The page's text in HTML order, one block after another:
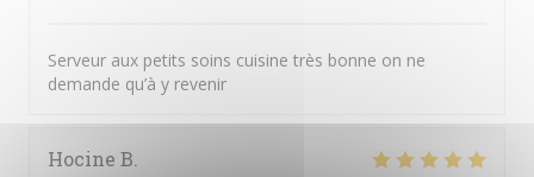
Serveur aux petits soins cuisine très bonne on ne
demande qu’à y revenir
Hocine B